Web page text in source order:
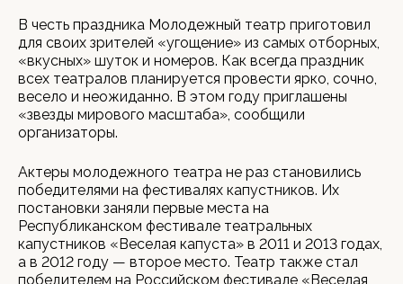
В честь праздника Молодежный театр приготовил
для своих зрителей «угощение» из самых отборных,
«вкусных» шуток и номеров. Как всегда праздник
всех театралов планируется провести ярко, сочно,
весело и неожиданно. В этом году приглашены
«звезды мирового масштаба», сообщили
организаторы.
Актеры молодежного театра не раз становились
победителями на фестивалях капустников. Их
постановки заняли первые места на
Республиканском фестивале театральных
капустников «Веселая капуста» в 2011 и 2013 годах,
а в 2012 году — второе место. Театр также стал
победителем на Российском фестивале «Веселая